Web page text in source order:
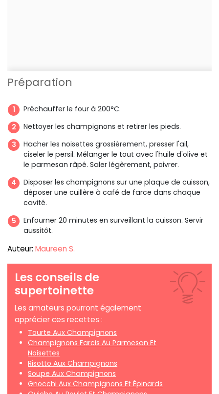
Préparation
Préchauffer le four à 200°C.
Nettoyer les champignons et retirer les pieds.
Hacher les noisettes grossièrement, presser l'ail,
ciseler le persil. Mélanger le tout avec l'huile d'olive et
le parmesan râpé. Saler légèrement, poivrer.
Disposer les champignons sur une plaque de cuisson,
déposer une cuillère à café de farce dans chaque
cavité.
Enfourner 20 minutes en surveillant la cuisson. Servir
aussitôt.
Auteur: Maureen S.
Les conseils de
supertoinette
Les amateurs pourront également
apprécier ces recettes :
Tourte Aux Champignons
Champignons Farcis Au Parmesan Et
Noisettes
Risotto Aux Champignons
Soupe Aux Champignons
Gnocchi Aux Champignons Et Épinards